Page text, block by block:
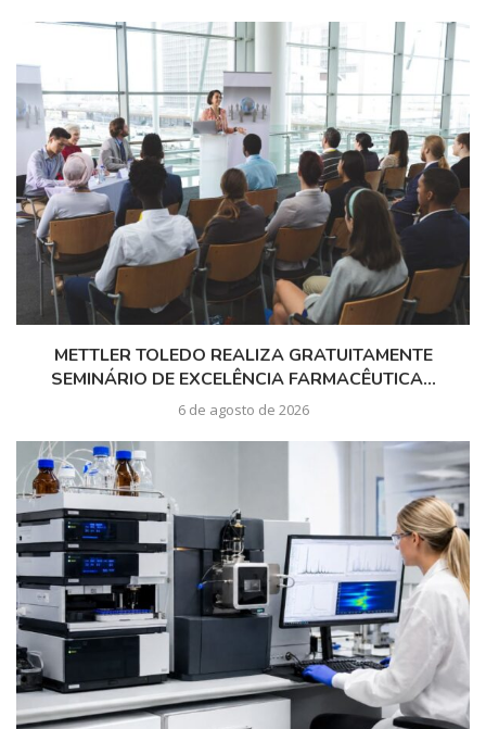
METTLER TOLEDO REALIZA GRATUITAMENTE
SEMINÁRIO DE EXCELÊNCIA FARMACÊUTICA...
6 de agosto de 2026